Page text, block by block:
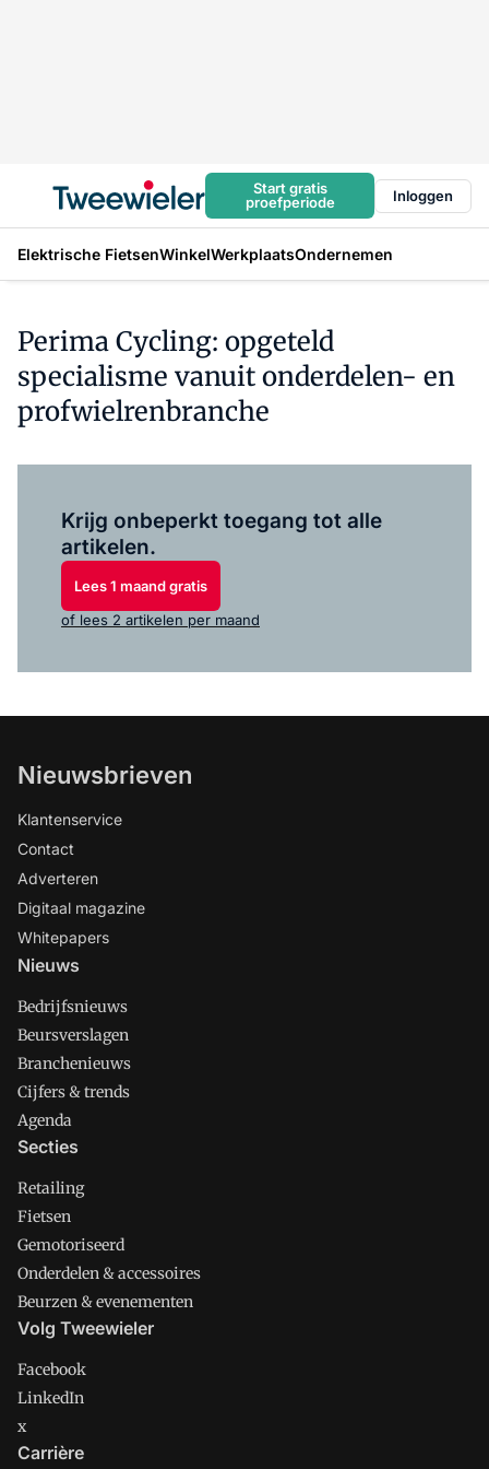
Start gratis
proefperiode
Inloggen
Elektrische FietsenWinkelWerkplaatsOndernemen
Perima Cycling: opgeteld
specialisme vanuit onderdelen- en
profwielrenbranche
Krijg onbeperkt toegang tot alle
artikelen.
Lees 1 maand gratis
of lees 2 artikelen per maand
Nieuwsbrieven
Klantenservice
Contact
Adverteren
Digitaal magazine
Whitepapers
Nieuws
Bedrijfsnieuws
Beursverslagen
Branchenieuws
Cijfers & trends
Agenda
Secties
Retailing
Fietsen
Gemotoriseerd
Onderdelen & accessoires
Beurzen & evenementen
Volg Tweewieler
Facebook
LinkedIn
x
Carrière